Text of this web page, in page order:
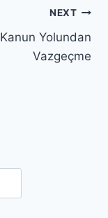
NEXT
Kanun Yolundan
Vazgeçme